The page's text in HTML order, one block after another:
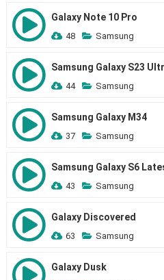
Galaxy Note 10 Pro
48 Samsung
Samsung Galaxy S23
44 Samsung
Samsung Galaxy M34
37 Samsung
Samsung Galaxy S6
43 Samsung
Galaxy Discovered
63 Samsung
Galaxy Dusk